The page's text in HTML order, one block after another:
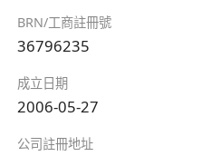
BRN/工商註冊號
36796235
成立日期
2006-05-27
公司註冊地址